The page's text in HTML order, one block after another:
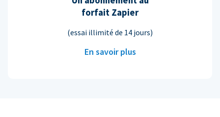
forfait Zapier
(essai illimité de 14 jours)
En savoir plus